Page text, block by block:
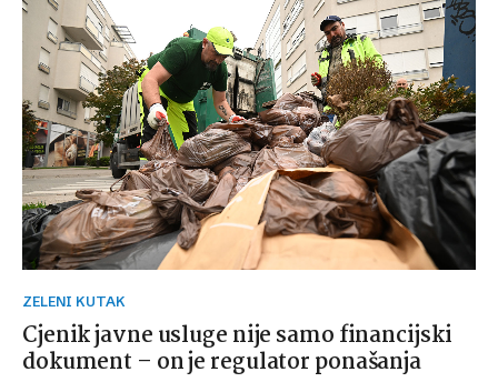
ZELENI KUTAK
Cjenik javne usluge nije samo financijski
dokument – on je regulator ponašanja